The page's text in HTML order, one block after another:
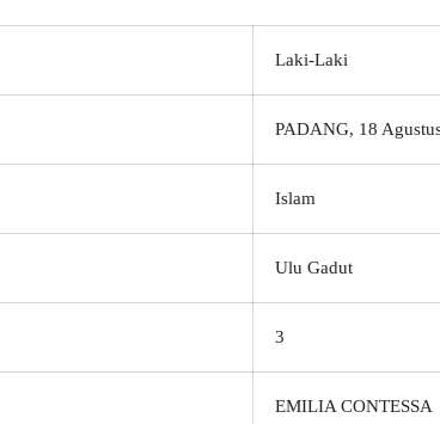
Laki-Laki
PADANG, 18
Islam
Ulu Gadut
3
EMILIA CONTESSA